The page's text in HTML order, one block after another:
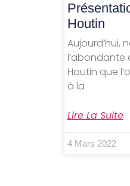
Houtin
Aujourd’hui,
l’abondante
Houtin que
à la
Lire La Suite
4 Mars 2022